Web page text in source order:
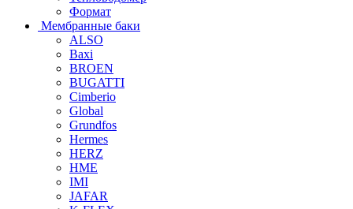
Формат
Мембранные баки
ALSO
Baxi
BROEN
BUGATTI
Cimberio
Global
Grundfos
Hermes
HERZ
HME
IMI
JAFAR